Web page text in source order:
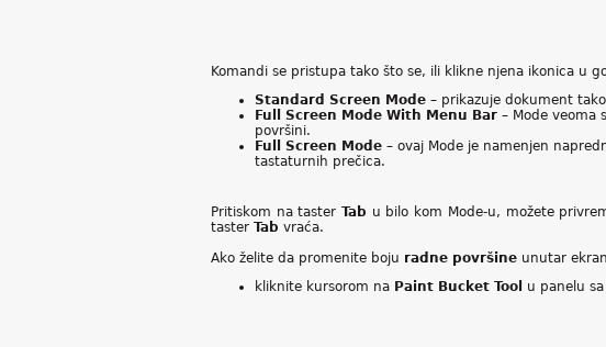
Komandi se pristupa tako što se, ili klikne njena ikonica u
Standard Screen Mode – prikazuje dokument
Full Screen Mode With Menu Bar – Mode veoma
površini.
Full Screen Mode – ovaj Mode je namenjen
tastaturnih prečica.
Pritiskom na tasterTab u bilo kom Mode-u, možete
taster Tab vraća.
Ako želite da promenite boju radne površine unutar
kliknite kursorom na Paint Bucket Tool u panelu